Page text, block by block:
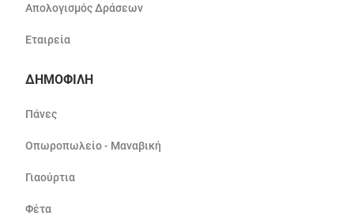
Απολογισμός Δράσεων
Εταιρεία
ΔΗΜΟΦΙΛΗ
Πάνες
Οπωροπωλείο - Μαναβική
Γιαούρτια
Φέτα